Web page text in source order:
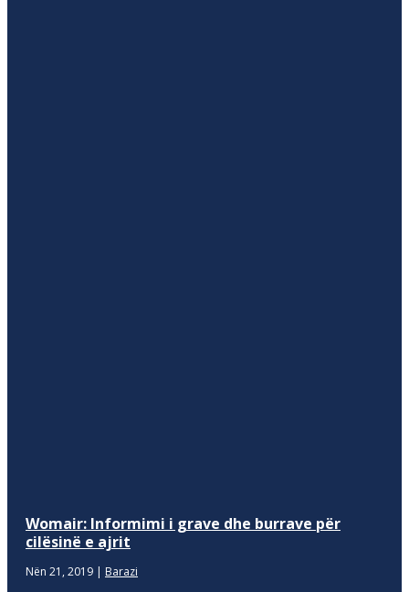
Womair: Informimi i grave dhe burrave për
cilësinë e ajrit
Nën 21, 2019 | Barazi